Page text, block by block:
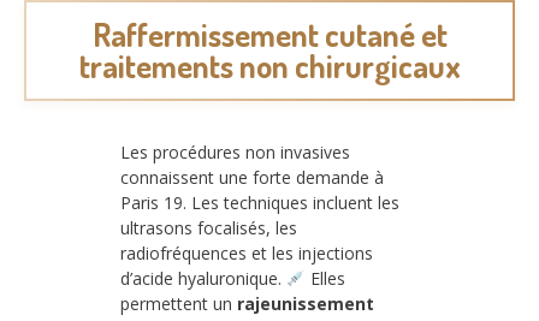
Raffermissement cutané et
traitements non chirurgicaux
Les procédures non invasives
connaissent une forte demande à
Paris 19. Les techniques incluent les
ultrasons focalisés, les
radiofréquences et les injections
d’acide hyaluronique.
Elles
permettent un rajeunissement